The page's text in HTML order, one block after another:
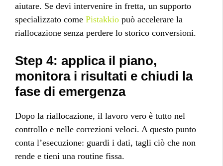
aiutare. Se devi intervenire in fretta, un supporto
specializzato come Pistakkio può accelerare la
riallocazione senza perdere lo storico conversioni.
Step 4: applica il piano,
monitora i risultati e chiudi la
fase di emergenza
Dopo la riallocazione, il lavoro vero è tutto nel
controllo e nelle correzioni veloci. A questo punto
conta l’esecuzione: guardi i dati, tagli ciò che non
rende e tieni una routine fissa.